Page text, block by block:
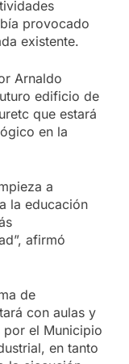
provocado
existente.
Arnaldo
edificio de
que estará
en la
a
la educación
afirmó
de
con aulas y
por el Municipio
en tanto